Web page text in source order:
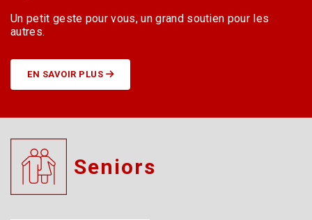
Un petit geste pour vous, un grand soutien pour les
autres.
EN SAVOIR PLUS
Seniors